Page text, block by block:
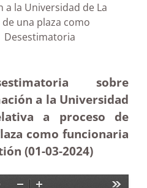
la Universidad de La
una plaza como
Desestimatoria
sobre
a la Universidad
a proceso de
como funcionaria
(01-03-2024)